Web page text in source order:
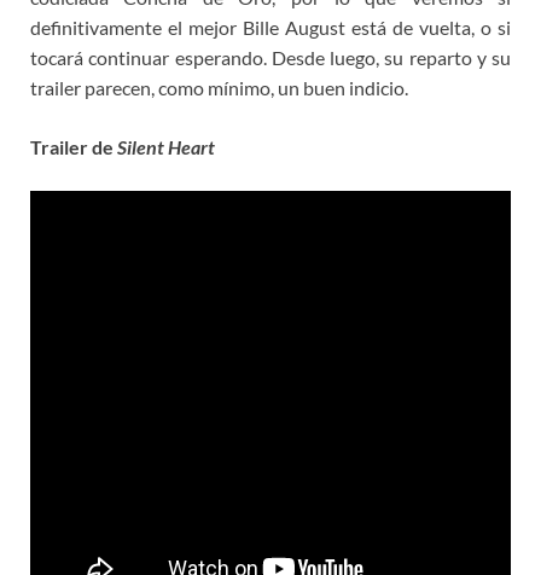
definitivamente el mejor Bille August está de vuelta, o si
tocará continuar esperando. Desde luego, su reparto y su
trailer parecen, como mínimo, un buen indicio.
Trailer de Silent Heart